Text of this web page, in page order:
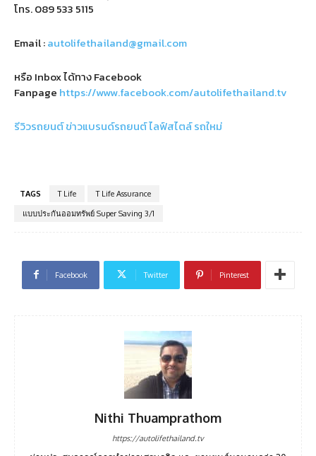
โทร.089 533 5115
Email :autolifethailand@gmail.com
หรือ Inbox ได้ทาง Facebook
Fanpage https://www.facebook.com/autolifethailand.tv
รีวิวรถยนต์ข่าวแบรนด์รถยนต์ไลฟ์สไตล์รถใหม่
TAGS T Life
T Life Assurance
แบบประกันออมทรัพย์ Super Saving 3/1
Facebook Twitter Pinterest
Nithi Thuamprathom
https://autolifethailand.tv